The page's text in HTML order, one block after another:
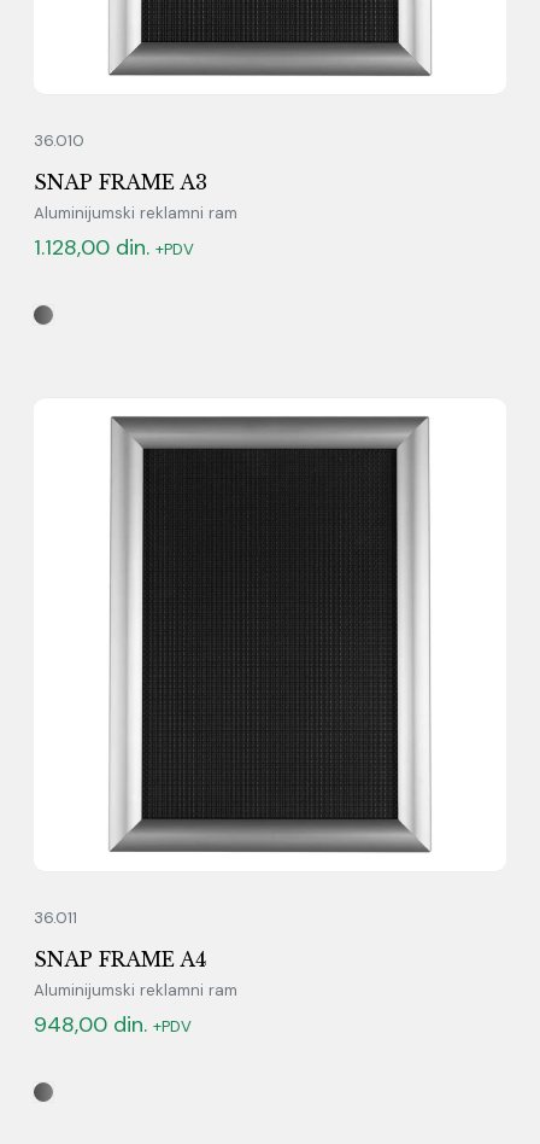
36.010
SNAP FRAME A3
Aluminijumski reklamni ram
1.128,00 din. +PDV
36.011
SNAP FRAME A4
Aluminijumski reklamni ram
948,00 din. +PDV